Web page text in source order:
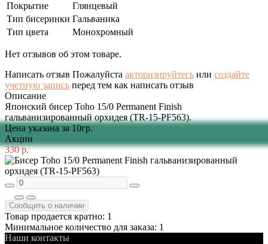
Покрытие
Глянцевый
Тип бисеринки Гальваника
Тип цвета
Монохромный
Нет отзывов об этом товаре.
Написать отзыв Пожалуйста авторизируйтесь или создайте
учетную запись перед тем как написать отзыв
Описание
Японский бисер Toho 15/0 Permanent Finish
гальванизированный орхидея (TR-15-PF563).
Цена указана за 10гр.
Акции
330 р.
Сообщить о наличии
Товар продается кратно: 1
Минимальное количество для заказа: 1
Наши контакты